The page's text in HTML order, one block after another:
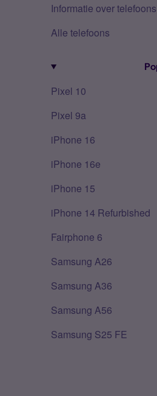
Informatie over telefoons
Alle telefoons
Pixel 10
Pixel 9a
iPhone 16
iPhone 16e
iPhone 15
iPhone 14 Refurbished
Fairphone 6
Samsung A26
Samsung A36
Samsung A56
Samsung S25 FE